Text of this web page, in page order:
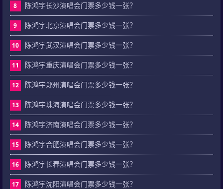
8 陈鸿宇长沙演唱会门票多少钱一张？
9 陈鸿宇北京演唱会门票多少钱一张？
10 陈鸿宇武汉演唱会门票多少钱一张？
11 陈鸿宇重庆演唱会门票多少钱一张？
12 陈鸿宇郑州演唱会门票多少钱一张？
13 陈鸿宇珠海演唱会门票多少钱一张？
14 陈鸿宇济南演唱会门票多少钱一张？
15 陈鸿宇合肥演唱会门票多少钱一张？
16 陈鸿宇长春演唱会门票多少钱一张？
17 陈鸿宇沈阳演唱会门票多少钱一张？